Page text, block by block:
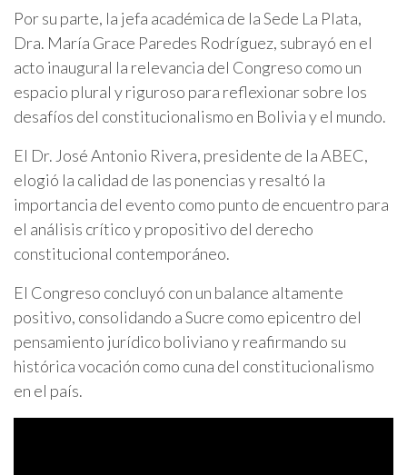
Por su parte, la jefa académica de la Sede La Plata,
Dra. María Grace Paredes Rodríguez, subrayó en el
acto inaugural la relevancia del Congreso como un
espacio plural y riguroso para reflexionar sobre los
desafíos del constitucionalismo en Bolivia y el mundo.
El Dr. José Antonio Rivera, presidente de la ABEC,
elogió la calidad de las ponencias y resaltó la
importancia del evento como punto de encuentro para
el análisis crítico y propositivo del derecho
constitucional contemporáneo.
El Congreso concluyó con un balance altamente
positivo, consolidando a Sucre como epicentro del
pensamiento jurídico boliviano y reafirmando su
histórica vocación como cuna del constitucionalismo
en el país.